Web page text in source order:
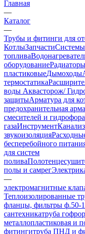
Главная
—
Каталог
—
Трубы и фитинги для
КотлыЗапчасти
топлива
оборудованиеРадиаторы
пластиковыеДымоходы
термостатика
воды Аквасторож/
защитыАрматура для
предохранительная
смесителей и гидрофора
газаИнструмент
звукоизоляция
бесперебойного
для систем
полива
полы и самрег
—
электромагнитные
Теплоизолированные
фланцы, фильтры ф.50-
сантехникатруба
металлопластиковая и
фитингитруба ПНД и